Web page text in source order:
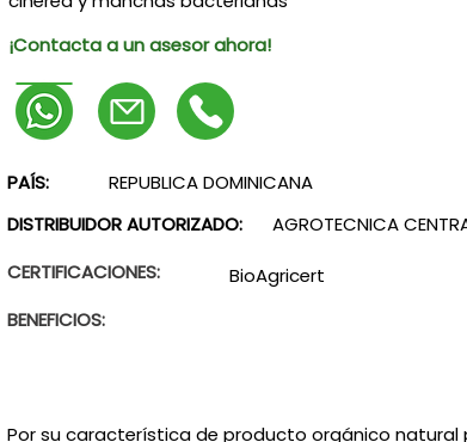
¡Contacta a un asesor ahora!
PAÍS:
REPUBLICA DOMINICANA
DISTRIBUIDOR AUTORIZADO:
AGROTECNICA
CERTIFICACIONES:
BioAgricert
BENEFICIOS:
Por su característica de producto orgánico natural